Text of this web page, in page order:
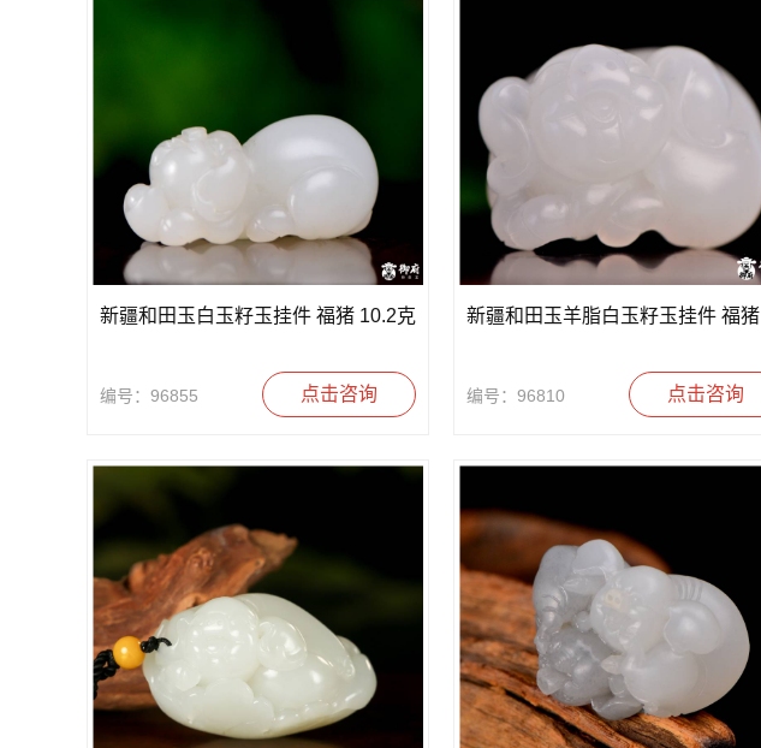
新疆和田玉白玉籽玉挂件 福猪 10.2克
编号：96855 点击咨询
新疆和田玉羊脂白玉籽玉挂件 福猪
编号：96810 点击咨询